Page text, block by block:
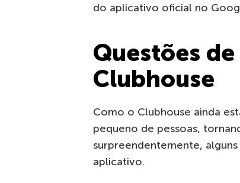
do aplicativo oficial no
Questões
Clubhouse
Como o Clubhouse ainda
pequeno de pessoas,
surpreendentemente,
aplicativo.